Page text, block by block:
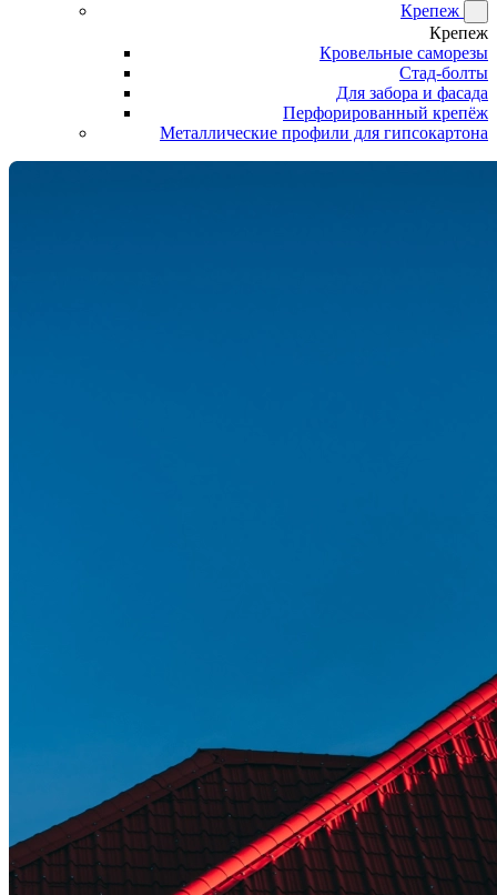
Крепеж
Крепеж
Кровельные саморезы
Стад-болты
Для забора и фасада
Перфорированный крепёж
Металлические профили для гипсокартона